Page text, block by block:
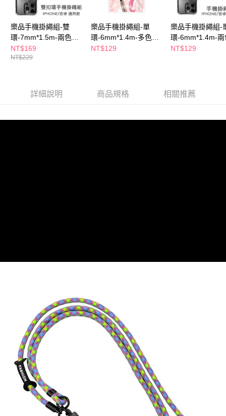
【注意事項】
易，需依本服務之必要範圍內提供個人資料，並將交易相關給付款項請求債
權轉讓予恩沛科技股份有限公司。
２．關於個人資料處理事宜，請瀏覽以下網址：
https://aftee.tw/terms/#terms3
４．使用「AFTEE先享後付」時，將依據個別帳號之用戶狀況，依本公司即
５．嚴禁一人註冊多個帳號或使用他人資訊註冊。若發現惡意使用之情形，
7-11取貨付款
每筆NT$65，滿NT$490(含以上)免運費
付款後7-11取貨
每筆NT$65，滿NT$490(含以上)免運費
每筆NT$80，滿NT$290(含以上)免運費
樂品手機掛繩組-雙
環-7mm*1.5m-兩色任
選
NT$169
NT$229
樂品手機掛繩組-單
環-6mm*1.4m-多色任
選(包裝隨機出貨)
NT$129
樂品手機掛繩組-
環-6mm*1.4m-兩
選
NT$129
詳細說明 商品規格 相關推薦